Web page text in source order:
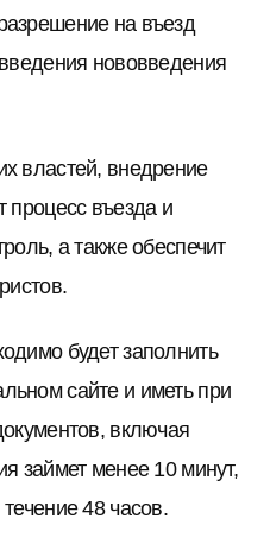
на въезд
нововведения
властей, внедрение
процесс въезда и
а также обеспечит
будет заполнить
сайте и иметь при
включая
займет менее 10 минут,
48 часов.